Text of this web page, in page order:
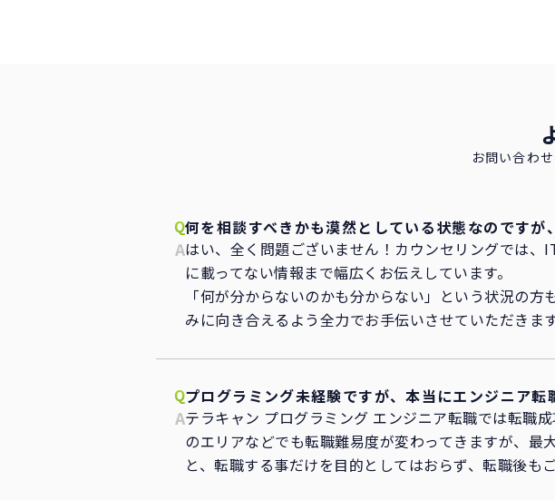
お問い合わ
何を相談すべきかも漠然としている状態なのです
はい、全く問題ございません！カウンセリングでは
に載ってない情報まで幅広くお伝えしています。
「何が分からないのかも分からない」という状況の
みに向き合えるよう全力でお手伝いさせていただきま
プログラミング未経験ですが、本当にエンジニア転
テラキャン プログラミング エンジニア転職では転職
のエリアなどでも転職難易度が変わってきますが、最
と、転職する事だけを目的としてはおらず、転職後も